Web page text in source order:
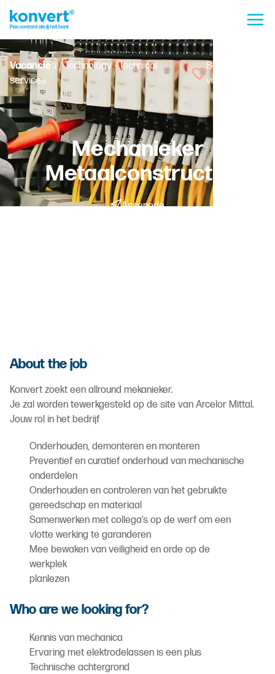
Vacancies/ Technology - Technical
services
Save
vacancy
Mechanieker
Metaalconstructie
Assenede
About the job
Konvert zoekt een allround mekanieker.
Je zal worden tewerkgesteld op de site van Arcelor Mittal.
Jouw rol in het bedrijf
Onderhouden, demonteren en monteren
Preventief en curatief onderhoud van mechanische
onderdelen
Onderhouden en controleren van het gebruikte
gereedschap en materiaal
Samenwerken met collega’s op de werf om een
vlotte werking te garanderen
Mee bewaken van veiligheid en orde op de
werkplek
planlezen
Who are we looking for?
Kennis van mechanica
Ervaring met elektrodelassen is een plus
Technische achtergrond